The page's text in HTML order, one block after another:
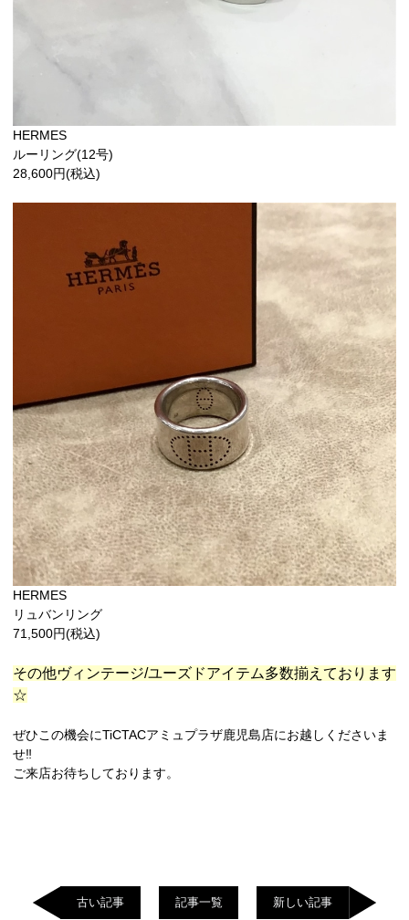
HERMES
ルーリング(12号)
28,600円(税込)
HERMES
リュバンリング
71,500円(税込)
その他ヴィンテージ/ユーズドアイテム多数揃えております
☆
ぜひこの機会にTiCTACアミュプラザ鹿児島店にお越しくださいま
せ‼︎
ご来店お待ちしております。
古い記事 記事一覧 新しい記事